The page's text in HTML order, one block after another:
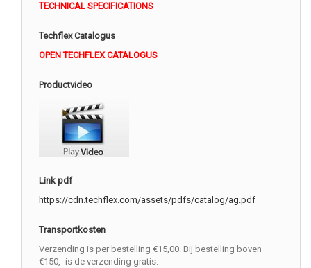
TECHNICAL SPECIFICATIONS
Techflex Catalogus
OPEN TECHFLEX CATALOGUS
Productvideo
Link pdf
https://cdn.techflex.com/assets/pdfs/catalog/ag.pdf
Transportkosten
Verzending is per bestelling €15,00. Bij bestelling boven
€150,- is de verzending gratis.